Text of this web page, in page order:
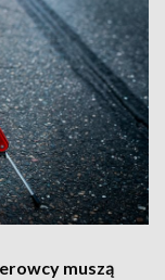
muszą